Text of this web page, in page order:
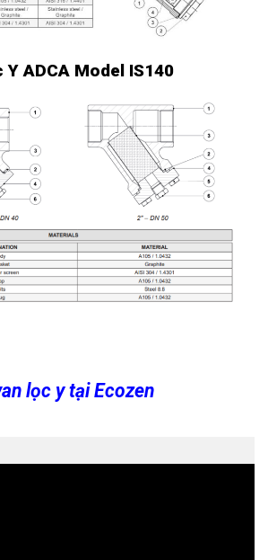
Y ADCA Model IS140
lọc y tại Ecozen